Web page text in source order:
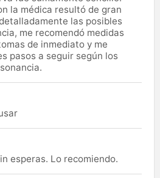
la médica resultó de gran
las posibles
me recomendó medidas
de inmediato y me
pasos a seguir según los
esperas. Lo recomiendo.